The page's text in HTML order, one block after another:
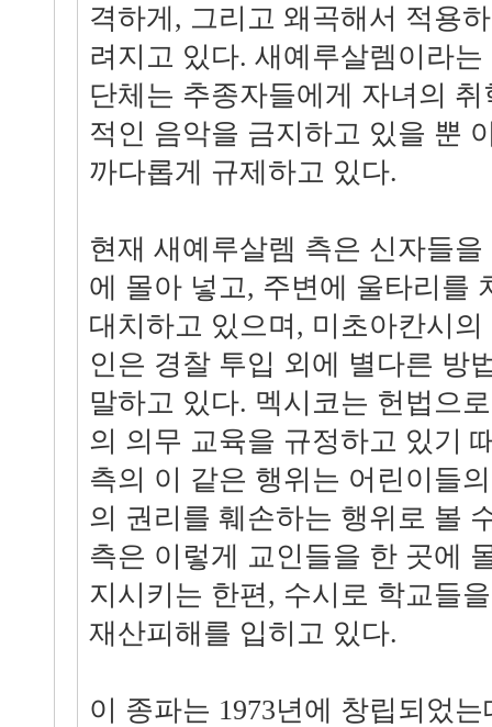
격하게, 그리고 왜곡해서 적용
려지고 있다. 새예루살렘이라
단체는 추종자들에게 자녀의
적인 음악을 금지하고 있을 뿐
까다롭게 규제하고 있다.
현재 새예루살렘 측은 신자들
에 몰아 넣고, 주변에 울타리를
대치하고 있으며, 미초아칸시
인은 경찰 투입 외에 별다른 방
말하고 있다. 멕시코는 헌법으
의 의무 교육을 규정하고 있기
측의 이 같은 행위는 어린이들
의 권리를 훼손하는 행위로 볼
측은 이렇게 교인들을 한 곳에
지시키는 한편, 수시로 학교들
재산피해를 입히고 있다.
이 종파는 1973년에 창립되었